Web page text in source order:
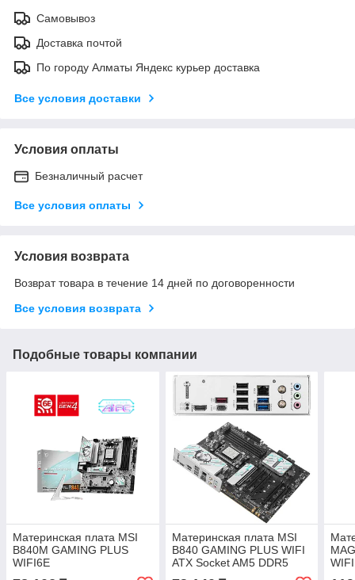
Самовывоз
Доставка почтой
По городу Алматы Яндекс курьер доставка
Все условия доставки
Условия оплаты
Безналичный расчет
Все условия оплаты
Условия возврата
Возврат товара в течение 14 дней по договоренности
Все условия возврата
Подобные товары компании
Материнская плата MSI
B840M GAMING PLUS
WIFI6E
Материнская плата MSI
B840 GAMING PLUS WIFI
ATX Socket AM5 DDR5
(B840 GAMING PLUS